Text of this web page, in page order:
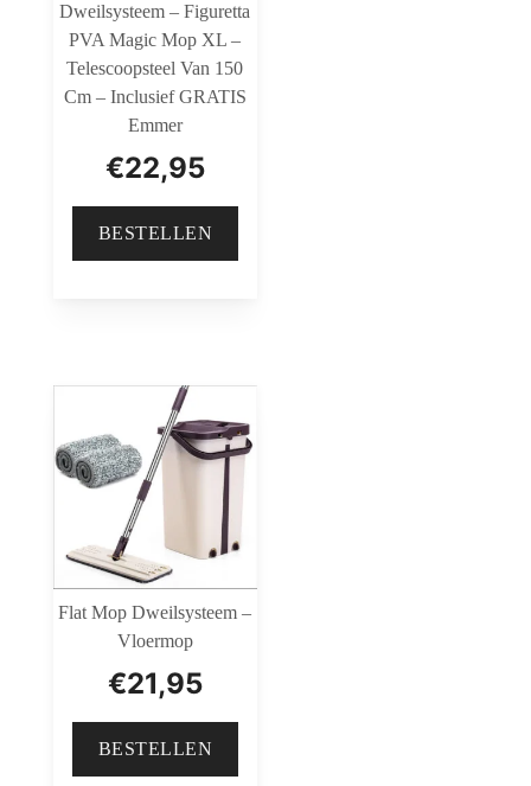
Dweilsysteem – Figuretta
PVA Magic Mop XL –
Telescoopsteel Van 150
Cm – Inclusief GRATIS
Emmer
€22,95
BESTELLEN
Flat Mop Dweilsysteem –
Vloermop
€21,95
BESTELLEN